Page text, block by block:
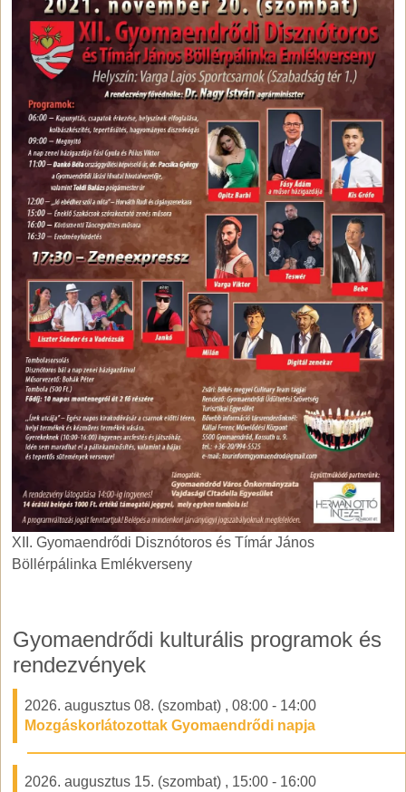
XII. Gyomaendrődi Disznótoros és Tímár János
XII. Gyomaendrődi Disznótoros és Tímár János
Böllérpálinka Emlékverseny
Gyomaendrődi kulturális programok és
rendezvények
2026. augusztus 08. (szombat) , 08:00 - 14:00
Mozgáskorlátozottak Gyomaendrődi napja
2026. augusztus 15. (szombat) , 15:00 - 16:00